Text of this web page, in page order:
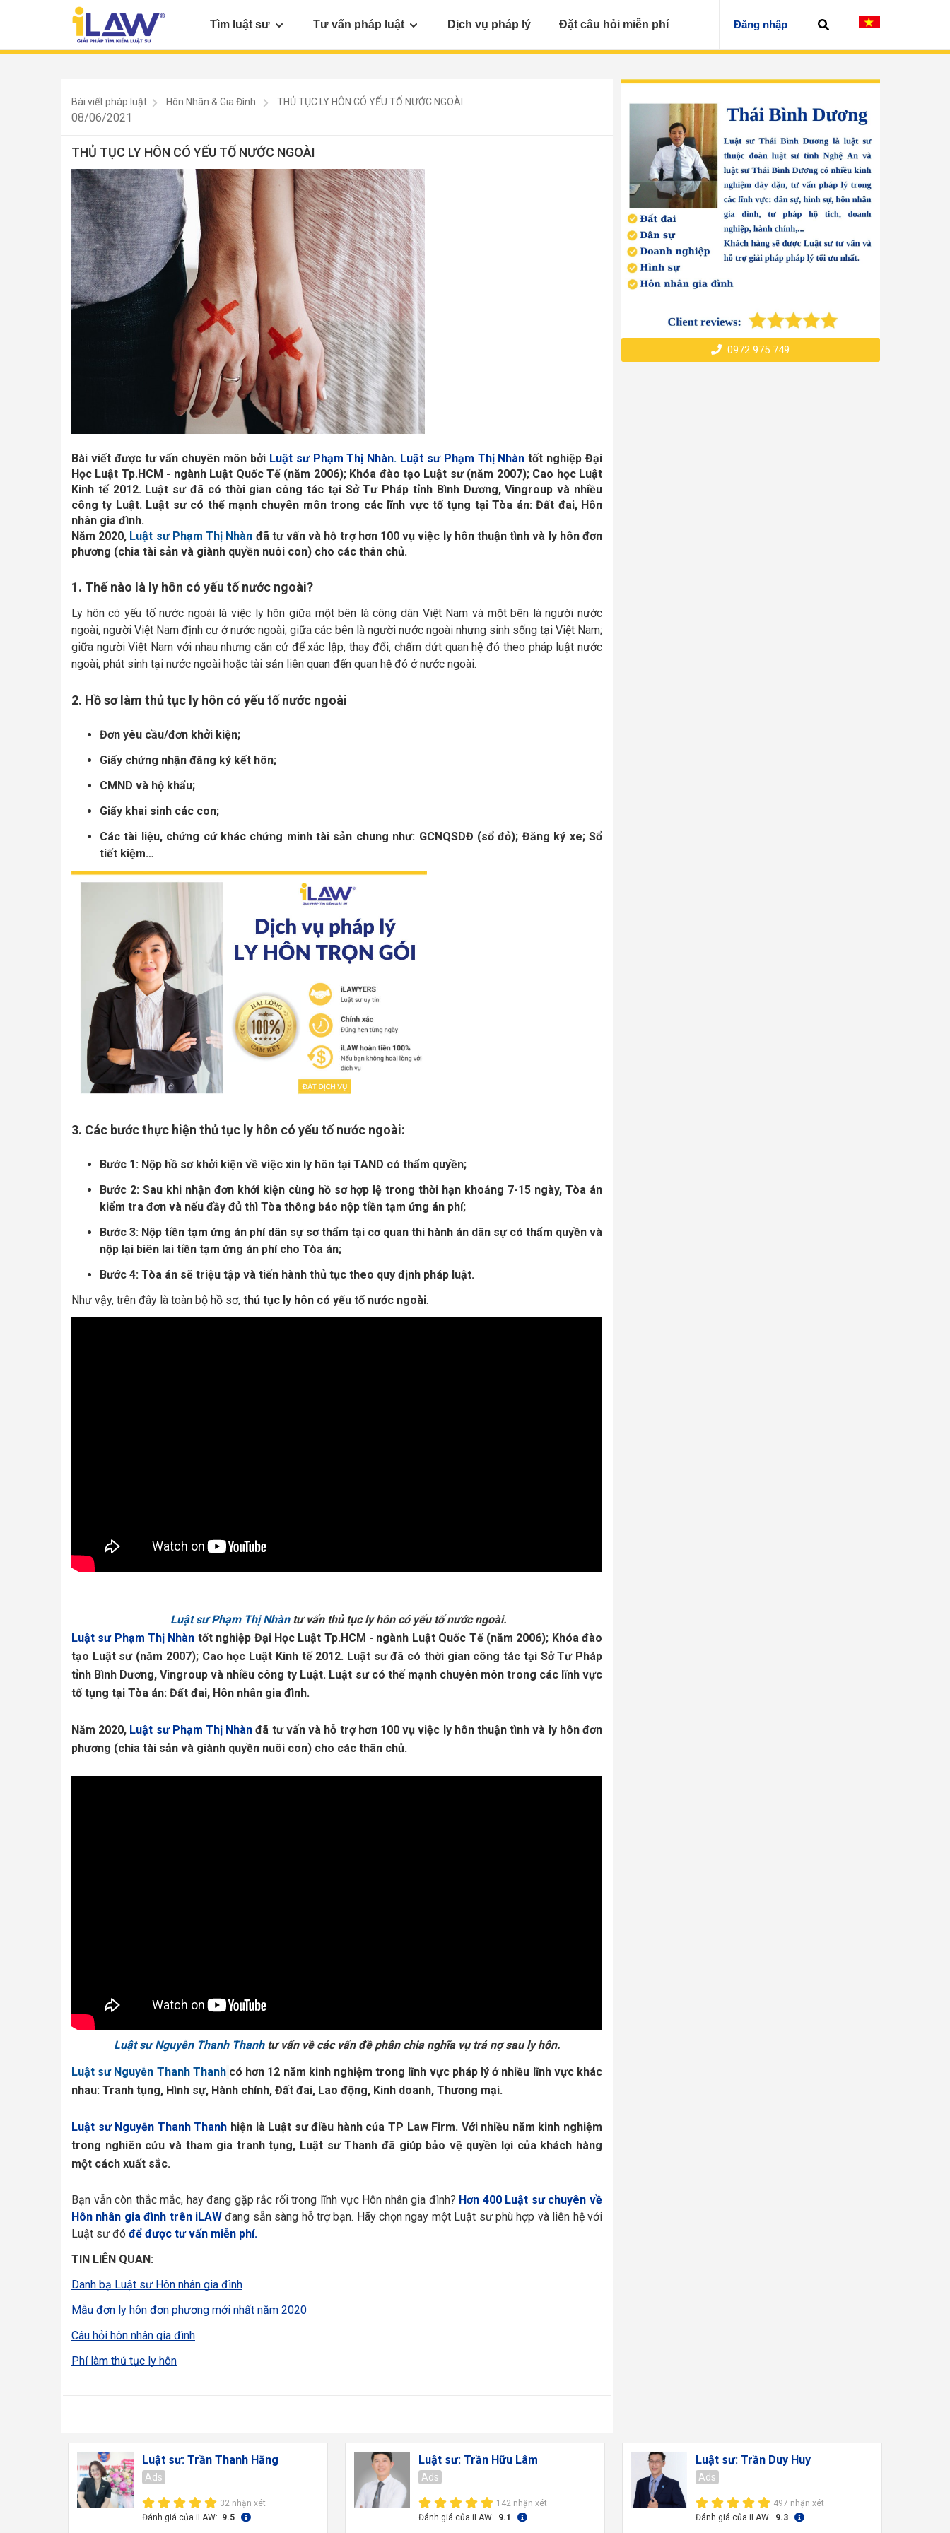
Tìm luật sư Tư vấn pháp luật Dịch vụ pháp lý Đặt câu hỏi miễn phí Đăng nhập
Bài viết pháp luật Hôn Nhân & Gia Đình THỦ TỤC LY HÔN CÓ YẾU TỐ NƯỚC NGOÀI
08/06/2021
THỦ TỤC LY HÔN CÓ YẾU TỐ NƯỚC NGOÀI
Bài viết được tư vấn chuyên môn bởi Luật sư Phạm Thị Nhàn. Luật sư Phạm Thị Nhàn tốt nghiệp Đại
Học Luật Tp.HCM - ngành Luật Quốc Tế (năm 2006); Khóa đào tạo Luật sư (năm 2007); Cao học Luật
Kinh tế 2012. Luật sư đã có thời gian công tác tại Sở Tư Pháp tỉnh Bình Dương, Vingroup và nhiều
công ty Luật. Luật sư có thế mạnh chuyên môn trong các lĩnh vực tố tụng tại Tòa án: Đất đai, Hôn
nhân gia đình.
Năm 2020, Luật sư Phạm Thị Nhàn đã tư vấn và hỗ trợ hơn 100 vụ việc ly hôn thuận tình và ly hôn đơn
phương (chia tài sản và giành quyền nuôi con) cho các thân chủ.
1. Thế nào là ly hôn có yếu tố nước ngoài?
Ly hôn có yếu tố nước ngoài là việc ly hôn giữa một bên là công dân Việt Nam và một bên là người nước
ngoài, người Việt Nam định cư ở nước ngoài; giữa các bên là người nước ngoài nhưng sinh sống tại Việt Nam;
giữa người Việt Nam với nhau nhưng căn cứ để xác lập, thay đổi, chấm dứt quan hệ đó theo pháp luật nước
ngoài, phát sinh tại nước ngoài hoặc tài sản liên quan đến quan hệ đó ở nước ngoài.
2. Hồ sơ làm thủ tục ly hôn có yếu tố nước ngoài
Đơn yêu cầu/đơn khởi kiện;
Giấy chứng nhận đăng ký kết hôn;
CMND và hộ khẩu;
Giấy khai sinh các con;
Các tài liệu, chứng cứ khác chứng minh tài sản chung như: GCNQSDĐ (sổ đỏ); Đăng ký xe; Sổ
tiết kiệm…
3. Các bước thực hiện thủ tục ly hôn có yếu tố nước ngoài:
Bước 1: Nộp hồ sơ khởi kiện về việc xin ly hôn tại TAND có thẩm quyền;
Bước 2: Sau khi nhận đơn khởi kiện cùng hồ sơ hợp lệ trong thời hạn khoảng 7-15 ngày, Tòa án
kiểm tra đơn và nếu đầy đủ thì Tòa thông báo nộp tiền tạm ứng án phí;
Bước 3: Nộp tiền tạm ứng án phí dân sự sơ thẩm tại cơ quan thi hành án dân sự có thẩm quyền và
nộp lại biên lai tiền tạm ứng án phí cho Tòa án;
Bước 4: Tòa án sẽ triệu tập và tiến hành thủ tục theo quy định pháp luật.
Như vậy, trên đây là toàn bộ hồ sơ, thủ tục ly hôn có yếu tố nước ngoài.
Luật sư Phạm Thị Nhàntư vấn thủ tục ly hôn có yếu tố nước ngoài.
Luật sư Phạm Thị Nhàn tốt nghiệp Đại Học Luật Tp.HCM - ngành Luật Quốc Tế (năm 2006); Khóa đào
tạo Luật sư (năm 2007); Cao học Luật Kinh tế 2012. Luật sư đã có thời gian công tác tại Sở Tư Pháp
tỉnh Bình Dương, Vingroup và nhiều công ty Luật. Luật sư có thế mạnh chuyên môn trong các lĩnh vực
tố tụng tại Tòa án: Đất đai, Hôn nhân gia đình.
Năm 2020, Luật sư Phạm Thị Nhàn đã tư vấn và hỗ trợ hơn 100 vụ việc ly hôn thuận tình và ly hôn đơn
phương (chia tài sản và giành quyền nuôi con) cho các thân chủ.
Luật sư Nguyễn Thanh Thanhtư vấn về các vấn đề phân chia nghĩa vụ trả nợ sau ly hôn.
Luật sư Nguyễn Thanh Thanh có hơn 12 năm kinh nghiệm trong lĩnh vực pháp lý ở nhiều lĩnh vực khác
nhau: Tranh tụng, Hình sự, Hành chính, Đất đai, Lao động, Kinh doanh, Thương mại.
Luật sư Nguyễn Thanh Thanh hiện là Luật sư điều hành của TP Law Firm. Với nhiều năm kinh nghiệm
trong nghiên cứu và tham gia tranh tụng, Luật sư Thanh đã giúp bảo vệ quyền lợi của khách hàng
một cách xuất sắc.
Bạn vẫn còn thắc mắc, hay đang gặp rắc rối trong lĩnh vực Hôn nhân gia đình? Hơn 400 Luật sư chuyên về
Hôn nhân gia đình trên iLAWđang sẵn sàng hỗ trợ bạn. Hãy chọn ngay một Luật sư phù hợp và liên hệ với
Luật sư đó để được tư vấn miễn phí.
TIN LIÊN QUAN:
Danh bạ Luật sư Hôn nhân gia đình
Mẫu đơn ly hôn đơn phương mới nhất năm 2020
Câu hỏi hôn nhân gia đình
Phí làm thủ tục ly hôn
0972 975 749
Luật sư: Trần Thanh Hằng
Ads
32 nhận xét
Đánh giá của iLAW: 9.5
Luật sư: Trần Hữu Lâm
Ads
142 nhận xét
Đánh giá của iLAW: 9.1
Luật sư: Trần Duy Huy
Ads
497 nhận xét
Đánh giá của iLAW: 9.3